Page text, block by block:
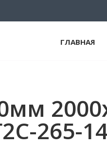
ГЛАВНАЯ
265-